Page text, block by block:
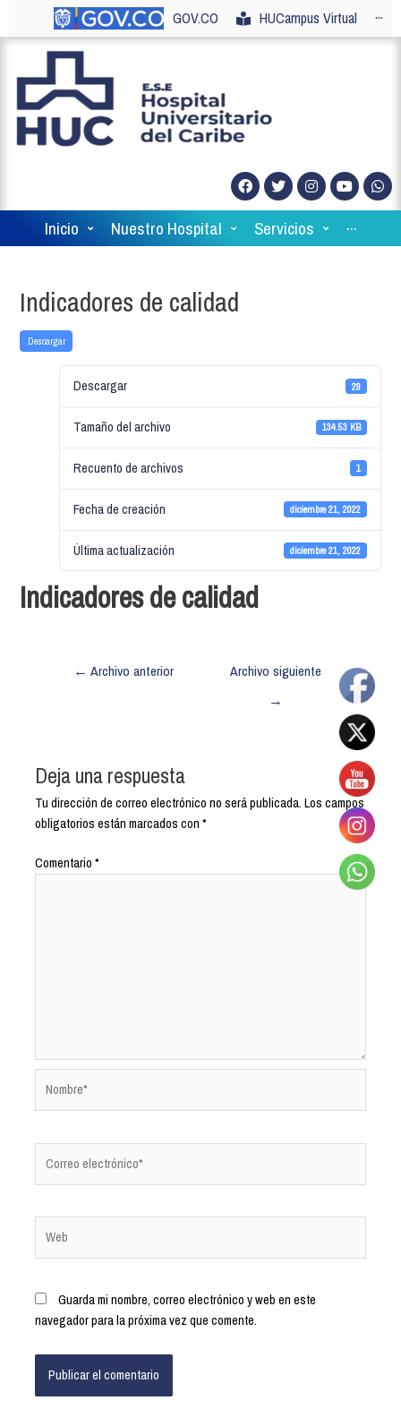
GOV.CO HUCampus Virtual ···
Inicio Nuestro Hospital Servicios ···
Indicadores de calidad
Descargar
Descargar 29
Tamaño del archivo 134.53 KB
Recuento de archivos 1
Fecha de creación diciembre 21, 2022
Última actualización diciembre 21, 2022
Indicadores de calidad
← Archivo anterior
Archivo siguiente
→
Deja una respuesta
Tu dirección de correo electrónico no será publicada. Los campos
obligatorios están marcados con*
Comentario*
Guarda mi nombre, correo electrónico y web en este
navegador para la próxima vez que comente.